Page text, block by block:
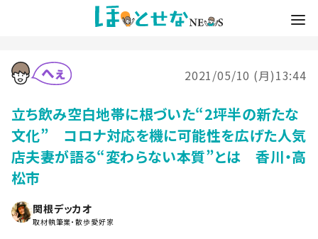
2021/05/10 (月)13:44
立ち飲み空白地帯に根づいた“2坪半の新たな
文化” コロナ対応を機に可能性を広げた人気
店夫妻が語る“変わらない本質”とは 香川・高
松市
関根デッカオ
取材執筆業・散歩愛好家